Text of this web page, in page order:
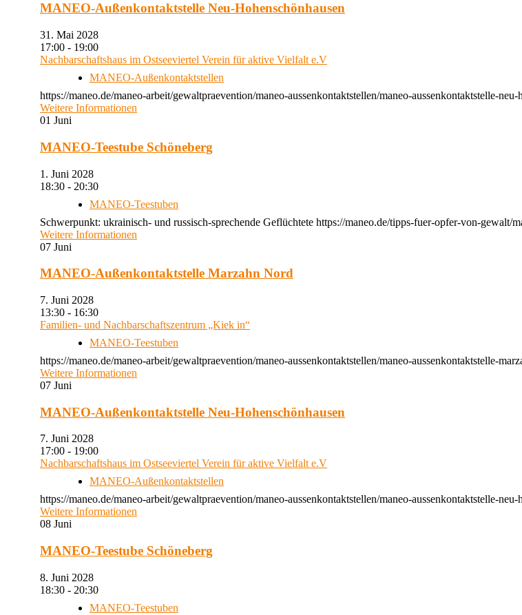
MANEO-Außenkontaktstelle Neu-Hohenschönhausen
31. Mai 2028
17:00 - 19:00
Nachbarschaftshaus im Ostseeviertel Verein für aktive Vielfalt e.V
MANEO-Außenkontaktstellen
https://maneo.de/maneo-arbeit/gewaltpraevention/maneo-aussenkontaktstellen/maneo-aussenkontaktstelle-neu-
Weitere Informationen
01 Juni
MANEO-Teestube Schöneberg
1. Juni 2028
18:30 - 20:30
MANEO-Teestuben
Schwerpunkt: ukrainisch- und russisch-sprechende Geflüchtete https://maneo.de/tipps-fuer-opfer-von-gewalt/
Weitere Informationen
07 Juni
MANEO-Außenkontaktstelle Marzahn Nord
7. Juni 2028
13:30 - 16:30
Familien- und Nachbarschaftszentrum „Kiek in“
MANEO-Teestuben
https://maneo.de/maneo-arbeit/gewaltpraevention/maneo-aussenkontaktstellen/maneo-aussenkontaktstelle-
Weitere Informationen
07 Juni
MANEO-Außenkontaktstelle Neu-Hohenschönhausen
7. Juni 2028
17:00 - 19:00
Nachbarschaftshaus im Ostseeviertel Verein für aktive Vielfalt e.V
MANEO-Außenkontaktstellen
https://maneo.de/maneo-arbeit/gewaltpraevention/maneo-aussenkontaktstellen/maneo-aussenkontaktstelle-neu-
Weitere Informationen
08 Juni
MANEO-Teestube Schöneberg
8. Juni 2028
18:30 - 20:30
MANEO-Teestuben